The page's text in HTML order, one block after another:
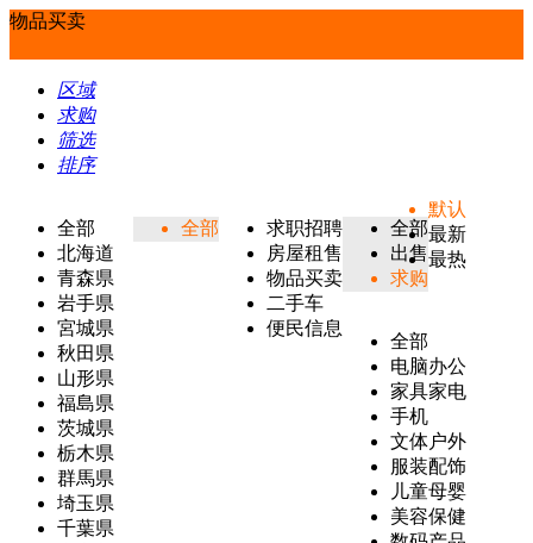
物品买卖
区域
求购
筛选
排序
全部
北海道
青森県
岩手県
宮城県
秋田県
山形県
福島県
茨城県
栃木県
群馬県
埼玉県
千葉県
全部
求职招聘
房屋租售
物品买卖
二手车
便民信息
全部
出售
求购
全部
电脑办公
家具家电
手机
文体户外
服装配饰
儿童母婴
美容保健
默认
最新
最热